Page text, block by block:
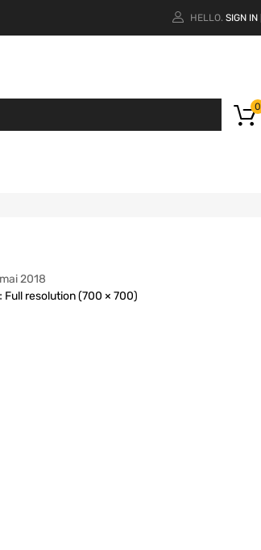
HELLO. SIGN IN
0
2018
Full resolution (700 × 700)